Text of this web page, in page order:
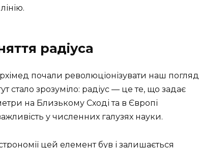
радіуса
почали революціонізувати наш погляд
стало зрозуміло: радіус — це те, що задає
на Близькому Сході та в Європі
у численних галузях науки.
цей елемент був і залишається